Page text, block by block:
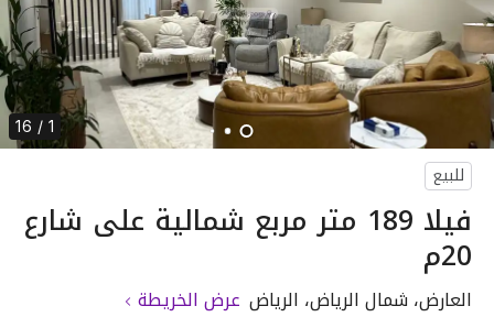
1 / 16
للبيع
فيلا 189 متر مربع شمالية على شارع
20م
العارض، شمال الرياض، الرياض عرض الخريطة